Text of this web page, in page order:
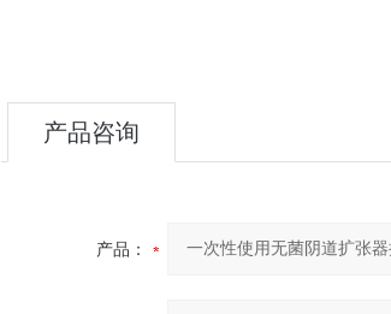
产品咨询
产品：